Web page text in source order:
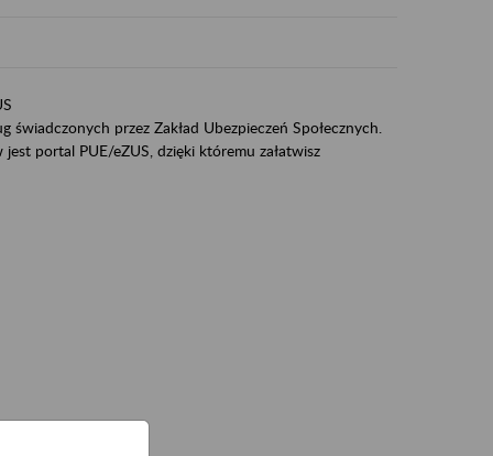
przez Zakład Ubezpieczeń Społecznych.
portal PUE/eZUS, dzięki któremu załatwisz